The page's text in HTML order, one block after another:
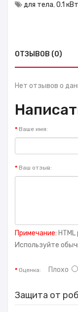
для тела,0.1
ОТЗЫВОВ (0)
Нет отзывов о
Ваше имя:
Ваш отзыв:
Примечание:
Используйте
Оценка: Плохо
Защита от